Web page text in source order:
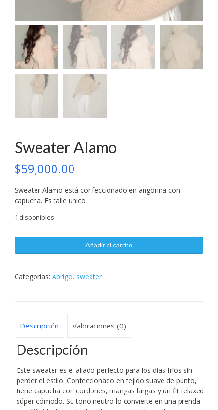
Sweater Alamo
$59,000.00
Sweater Alamo está confeccionado en angorina con
capucha. Es talle unico
1 disponibles
Alamo
Añadir al carrito
Categorías: Abrigo, sweater
Descripción Valoraciones (0)
Descripción
Este sweater es el aliado perfecto para los días fríos sin
perder el estilo. Confeccionado en tejido suave de punto,
tiene capucha con cordones, mangas largas y un fit relaxed
súper cómodo. Su tono neutro lo convierte en una prenda